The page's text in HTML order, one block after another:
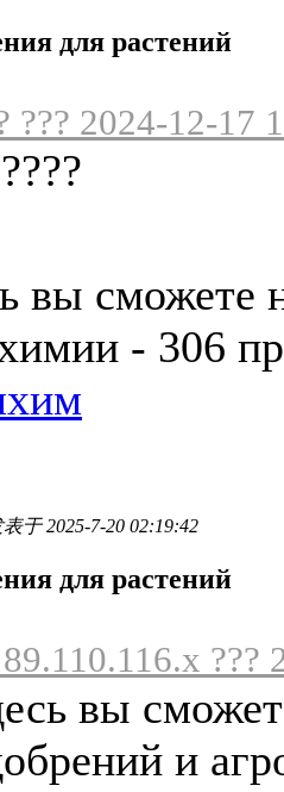
для растений
??? 2024-12-17
вы сможете
- 306
表于 2025-7-20 02:19:42
для растений
89.110.116.x ???
вы
и